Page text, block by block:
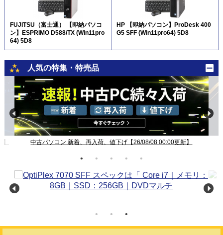
FUJITSU（富士通） 【即納パソコ
ン】ESPRIMO D588/TX (Win11pro
64) 5D8
HP 【即納パソコン】ProDesk 400
G5 SFF (Win11pro64) 5D8
人気の特集・特売品
中古パソコン 新着、再入荷、値下げ【26/08/08 00:00更新】